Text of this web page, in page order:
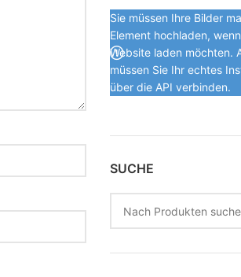
Sie müssen Ihre Bilder
Element hochladen,
Website laden möchten.
müssen Sie Ihr echtes
über die API verbinden.
SUCHE